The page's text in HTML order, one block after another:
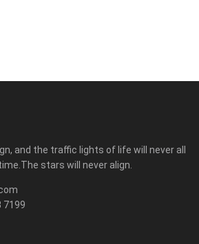
and the traffic lights of life will never all
stars will never align.
7199